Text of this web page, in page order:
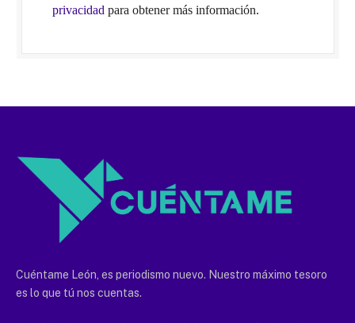
privacidad para obtener más información.
Cuéntame León, es periodismo nuevo. Nuestro máximo tesoro
es lo que tú nos cuentas.